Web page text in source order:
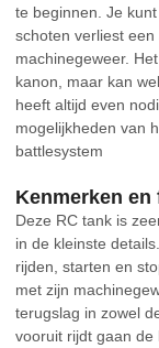
te beginnen. Je
schoten verliest
machinegeweer.
kanon, maar kan
heeft altijd even
mogelijkheden van
battlesystem
Kenmerken
Deze RC tank is
in de kleinste
rijden, starten en
met zijn
terugslag in zowel
vooruit rijdt gaan